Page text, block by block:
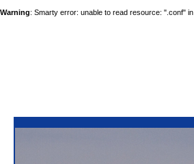
Warning: Smarty error: unable to read resource: ".conf" in